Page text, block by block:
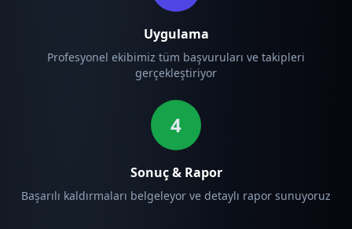
Uygulama
Profesyonel ekibimiz tüm başvuruları ve takipleri
gerçekleştiriyor
4
Sonuç & Rapor
Başarılı kaldırmaları belgeleyor ve detaylı rapor sunuyoruz